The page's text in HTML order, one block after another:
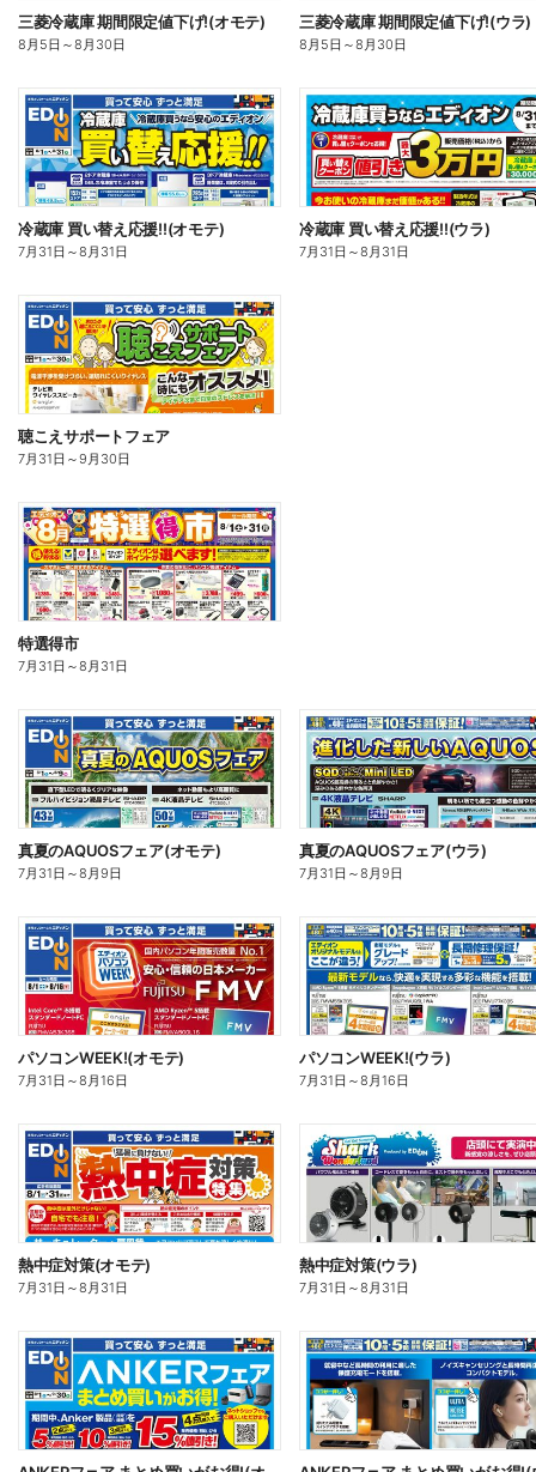
三菱冷蔵庫 期間限定値下げ!(オモテ)
8月5日 ～8月30日
三菱冷蔵庫 期間限定値下げ!(ウラ)
8月5日 ～8月30日
冷蔵庫 買い替え応援!!(オモテ)
7月31日 ～8月31日
冷蔵庫 買い替え応援!!(ウラ)
7月31日 ～8月31日
聴こえサポートフェア
7月31日 ～9月30日
特選得市
7月31日 ～8月31日
真夏のAQUOSフェア(オモテ)
7月31日 ～8月9日
真夏のAQUOSフェア(ウラ)
7月31日 ～8月9日
パソコンWEEK!(オモテ)
7月31日 ～8月16日
パソコンWEEK!(ウラ)
7月31日 ～8月16日
熱中症対策(オモテ)
7月31日 ～8月31日
熱中症対策(ウラ)
7月31日 ～8月31日